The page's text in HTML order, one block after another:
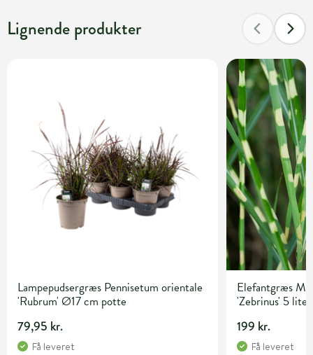
Lignende produkter
Lampepudsergræs Pennisetum orientale
'Rubrum' Ø17 cm potte
79,95 kr.
Få leveret
Elefantgræs
'Zebrinus' 5
199 kr.
Få leveret